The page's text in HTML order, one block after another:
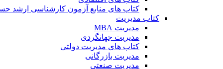
کتاب های منابع آزمون کارشناسی ارشد
کتاب مدیریت
مدیریت MBA
مدیریت جهانگردی
کتاب های مدیریت دولتی
مدیریت بازرگانی
مدیریت صنعتی